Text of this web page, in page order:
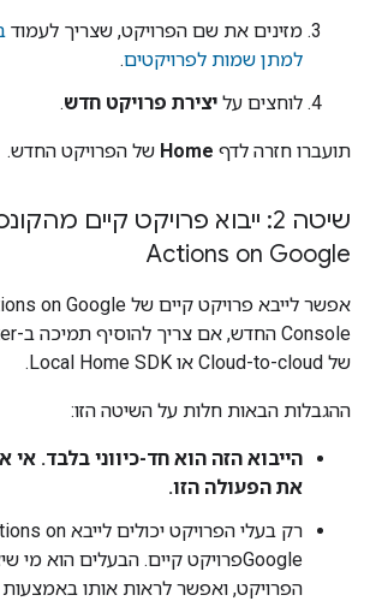
מזינים את שם הפרויקט, שצריך לעמוד
למתן שמות לפרויקטים.
לוחצים על יצירת פרויקט חדש.
תועברו חזרה לדף Home של הפרויקט החדש.
שיטה 2: ייבוא פרויקט קיים
Actions on Google
אפשר לייבא פרויקט קיים של on Google
Console החדש, אם צריך להוסיף תמיכה ב-
של Cloud-to-cloud או Local Home SDK
.
ההגבלות הבאות חלות על השיטה הזו:
הייבוא הזה הוא חד-כיווני בלבד.
את הפעולה הזו.
רק בעלי הפרויקט יכולים לייבא on
Googleפרויקט קיים. הבעלים הוא מי
הפרויקט, ואפשר לראות אותו באמצעות